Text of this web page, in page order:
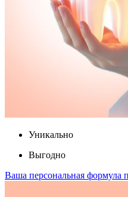
Уникально
Выгодно
Ваша персональная формула